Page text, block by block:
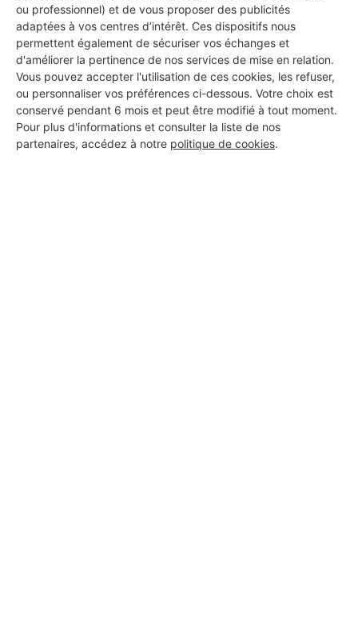
ou professionnel) et de vous proposer des publicités
adaptées à vos centres d’intérêt. Ces dispositifs nous
permettent également de sécuriser vos échanges et
d'améliorer la pertinence de nos services de mise en relation.
Vous pouvez accepter l'utilisation de ces cookies, les refuser,
ou personnaliser vos préférences ci-dessous. Votre choix est
conservé pendant 6 mois et peut être modifié à tout moment.
Pour plus d'informations et consulter la liste de nos
partenaires, accédez à notre politique de cookies.